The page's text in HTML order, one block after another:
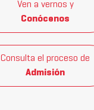
Ven a vernos y
Conócenos
Consulta el proceso de
Admisión